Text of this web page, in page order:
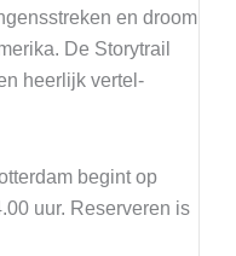
en droom
De Storytrail
heerlijk vertel-
begint op
uur. Reserveren is